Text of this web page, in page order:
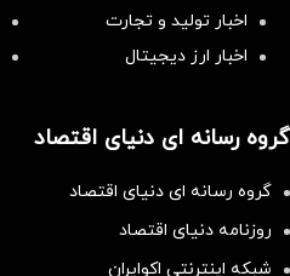
اخبار تولید و تجارت
اخبار ارز دیجیتال
گروه رسانه ای دنیای اقتصاد
گروه رسانه ای دنیای اقتصاد
روزنامه دنیای اقتصاد
شبکه اینترنتی اکوایران